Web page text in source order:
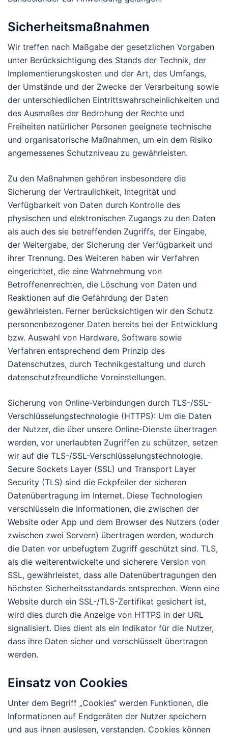
Sicherheitsmaßnahmen
Wir treffen nach Maßgabe der gesetzlichen Vorgaben
unter Berücksichtigung des Stands der Technik, der
Implementierungskosten und der Art, des Umfangs,
der Umstände und der Zwecke der Verarbeitung sowie
der unterschiedlichen Eintrittswahrscheinlichkeiten und
des Ausmaßes der Bedrohung der Rechte und
Freiheiten natürlicher Personen geeignete technische
und organisatorische Maßnahmen, um ein dem Risiko
angemessenes Schutzniveau zu gewährleisten.
Zu den Maßnahmen gehören insbesondere die
Sicherung der Vertraulichkeit, Integrität und
Verfügbarkeit von Daten durch Kontrolle des
physischen und elektronischen Zugangs zu den Daten
als auch des sie betreffenden Zugriffs, der Eingabe,
der Weitergabe, der Sicherung der Verfügbarkeit und
ihrer Trennung. Des Weiteren haben wir Verfahren
eingerichtet, die eine Wahrnehmung von
Betroffenenrechten, die Löschung von Daten und
Reaktionen auf die Gefährdung der Daten
gewährleisten. Ferner berücksichtigen wir den Schutz
personenbezogener Daten bereits bei der Entwicklung
bzw. Auswahl von Hardware, Software sowie
Verfahren entsprechend dem Prinzip des
Datenschutzes, durch Technikgestaltung und durch
datenschutzfreundliche Voreinstellungen.
Sicherung von Online-Verbindungen durch TLS-/SSL-
Verschlüsselungstechnologie (HTTPS): Um die Daten
der Nutzer, die über unsere Online-Dienste übertragen
werden, vor unerlaubten Zugriffen zu schützen, setzen
wir auf die TLS-/SSL-Verschlüsselungstechnologie.
Secure Sockets Layer (SSL) und Transport Layer
Security (TLS) sind die Eckpfeiler der sicheren
Datenübertragung im Internet. Diese Technologien
verschlüsseln die Informationen, die zwischen der
Website oder App und dem Browser des Nutzers (oder
zwischen zwei Servern) übertragen werden, wodurch
die Daten vor unbefugtem Zugriff geschützt sind. TLS,
als die weiterentwickelte und sicherere Version von
SSL, gewährleistet, dass alle Datenübertragungen den
höchsten Sicherheitsstandards entsprechen. Wenn eine
Website durch ein SSL-/TLS-Zertifikat gesichert ist,
wird dies durch die Anzeige von HTTPS in der URL
signalisiert. Dies dient als ein Indikator für die Nutzer,
dass ihre Daten sicher und verschlüsselt übertragen
werden.
Einsatz von Cookies
Unter dem Begriff „Cookies“ werden Funktionen, die
Informationen auf Endgeräten der Nutzer speichern
und aus ihnen auslesen, verstanden. Cookies können